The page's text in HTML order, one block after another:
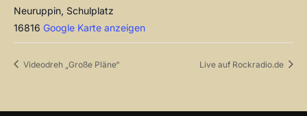
Neuruppin, Schulplatz
16816 Google Karte anzeigen
Videodreh „Große Pläne“ Live auf Rockradio.de